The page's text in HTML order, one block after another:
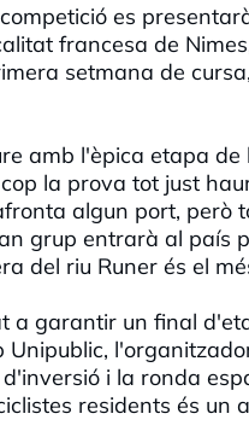
es
francesa de
setmana de
amb l'èpica etapa
la prova tot just
algun port, però
grup entrarà al país
del riu Runer és el
a garantir un final
i la ronda
residents és un